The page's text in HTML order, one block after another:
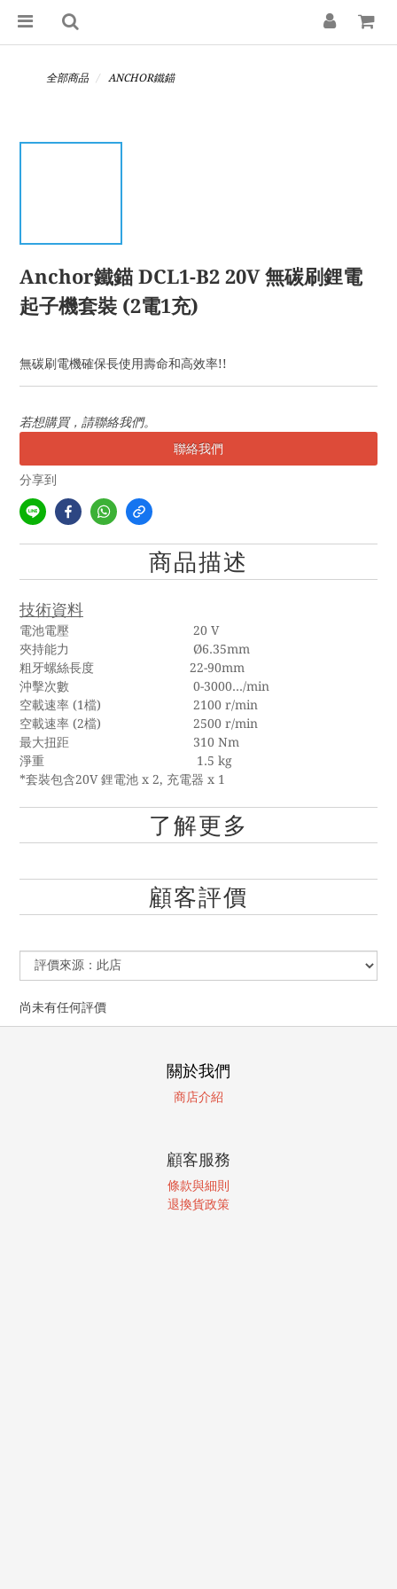
全部商品 ANCHOR鐵錨
Anchor鐵錨 DCL1-B2 20V 無碳刷鋰電
起子機套裝 (2電1充)
無碳刷電機確保長使用壽命和高效率!!
若想購買，請聯絡我們。
聯絡我們
分享到
商品描述
技術資料
電池電壓 20 V
夾持能力 Ø6.35mm
粗牙螺絲長度 22-90mm
沖擊次數 0-3000.../min
空載速率 (1檔) 2100 r/min
空載速率 (2檔) 2500 r/min
最大扭距 310 Nm
淨重 1.5 kg
*套裝包含20V 鋰電池 x 2, 充電器 x 1
了解更多
顧客評價
尚未有任何評價
關於我們
商店介紹
顧客服務
條款與細則
退換貨政策